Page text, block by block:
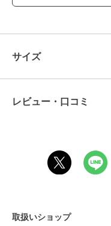
約口径：4cm
材質/内びん：ステンレス鋼
胴部：ステンレス鋼（アク
生産国/フィリピン製
【ブランド】
夏も冬も永く愛用できる高
サイズ
レビュー・口コミ
取扱いショップ